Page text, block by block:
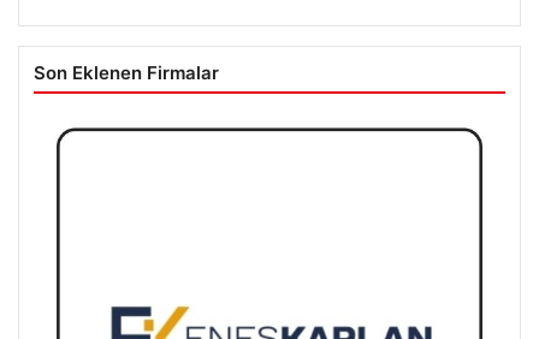
Son Eklenen Firmalar